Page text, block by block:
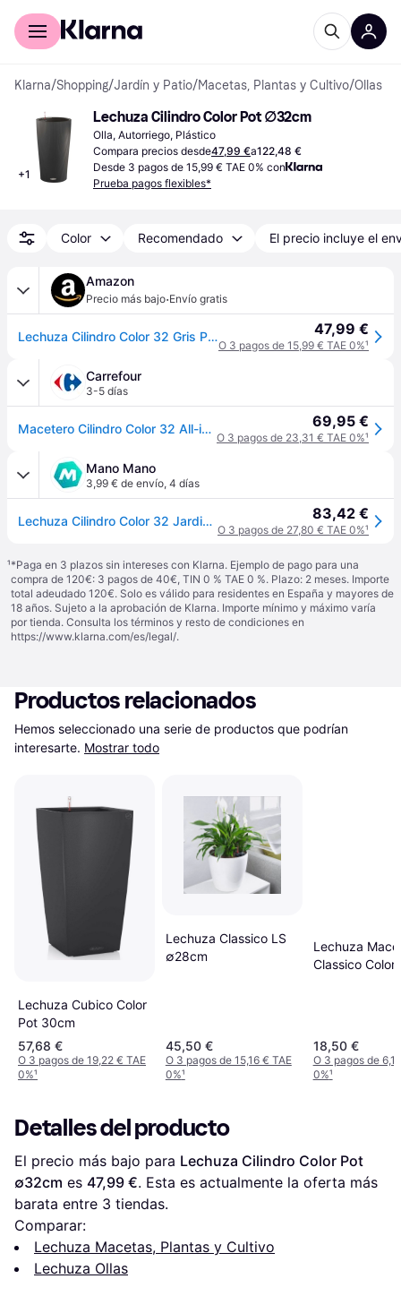
Comprar con Klarna
Klarna/Shopping/Jardín y Patio/Macetas, Plantas y Cultivo/Ollas
+1
Lechuza Cilindro Color Pot ∅32cm
Olla, Autorriego, Plástico
Compara precios desde47,99 €a122,48 €
Desde 3 pagos de 15,99 € TAE 0% con
Prueba pagos flexibles*
Color Recomendado El precio incluye el
Amazon
Precio más bajo·Envío gratis
Lechuza Cilindro Color 32 Gris Pizarra 13953 47,99 €
O 3 pagos de 15,99 € TAE 0%¹
Carrefour
3-5 días
Macetero Cilindro Color 32 All-in-one Blanco 13950 Lechuza 69,95 €
O 3 pagos de 23,31 € TAE 0%¹
Mano Mano
3,99 € de envío, 4 días
Lechuza Cilindro Color 32 Jardineras Diseño Negro 83,42 €
O 3 pagos de 27,80 € TAE 0%¹
¹*Paga en 3 plazos sin intereses con Klarna. Ejemplo de pago para una
compra de 120€: 3 pagos de 40€, TIN 0 % TAE 0 %. Plazo: 2 meses. Importe
total adeudado 120€. Solo es válido para residentes en España y mayores de
18 años. Sujeto a la aprobación de Klarna. Importe mínimo y máximo varía
por tienda. Consulta los términos y resto de condiciones en
https://www.klarna.com/es/legal/.
Productos relacionados
Hemos seleccionado una serie de productos que podrían
interesarte. Mostrar todo
Lechuza Cubico Color
Pot 30cm
57,68 €
O 3 pagos de 19,22 € TAE
0%¹
Lechuza Classico LS
∅28cm
45,50 €
O 3 pagos de 15,16 € TAE
0%¹
Lechuza
Classico Color
18,50 €
O 3 pagos de
0%¹
Detalles del producto
El precio más bajo para Lechuza Cilindro Color Pot
∅32cm es 47,99 €. Esta es actualmente la oferta más
barata entre 3 tiendas.
Comparar:
Lechuza Macetas, Plantas y Cultivo
Lechuza Ollas